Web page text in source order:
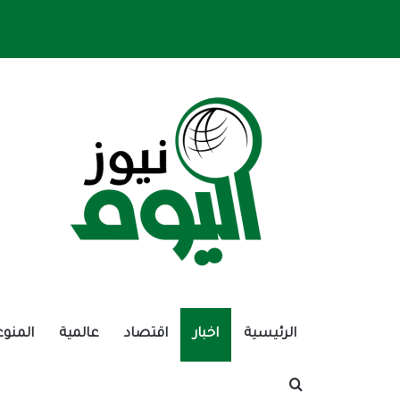
الرئيسية اخبار اقتصاد عالمية
بحث عن